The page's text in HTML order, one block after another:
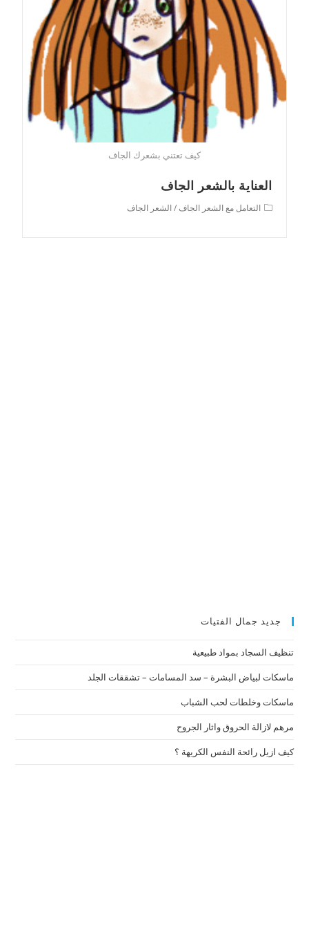
كيف تعتني بشعرك الجاف
العناية بالشعر الجاف
Postالتعامل مع الشعر الجاف / الشعر الجاف
جديد جمال الفتيات
تنظيف السجاد بمواد طبيعية
ماسكات لبياض البشرة – سد المسامات – تشققات الجلد
ماسكات وخلطات لحب الشباب
مرهم لازالة الحروق واثار الجروح
كيف ازيل رائحة النفس الكريهة ؟